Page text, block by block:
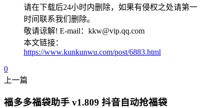
请在下载后24小时内删除，如果有侵权之处请第一
时间联系我们删除。
敬请谅解! E-mail：kkw@vip.qq.com
本文链接：
https://www.kunkunwu.com/post/6883.html
0
上一篇
福多多福袋助手 v1.809 抖音自动抢福袋